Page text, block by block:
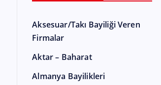
Aksesuar/Takı Bayiliği Veren
Firmalar
Aktar – Baharat
Almanya Bayilikleri